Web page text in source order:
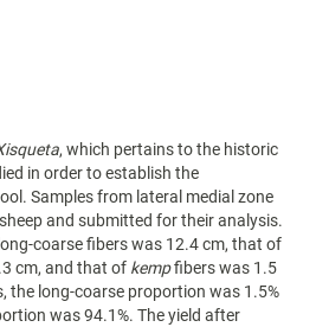
, which pertains to the historic
in order to establish the
Samples from lateral medial zone
and submitted for their analysis.
coarse fibers was 12.4 cm, that of
cm, and that of kempfibers was 1.5
the long-coarse proportion was 1.5%
was 94.1%. The yield after